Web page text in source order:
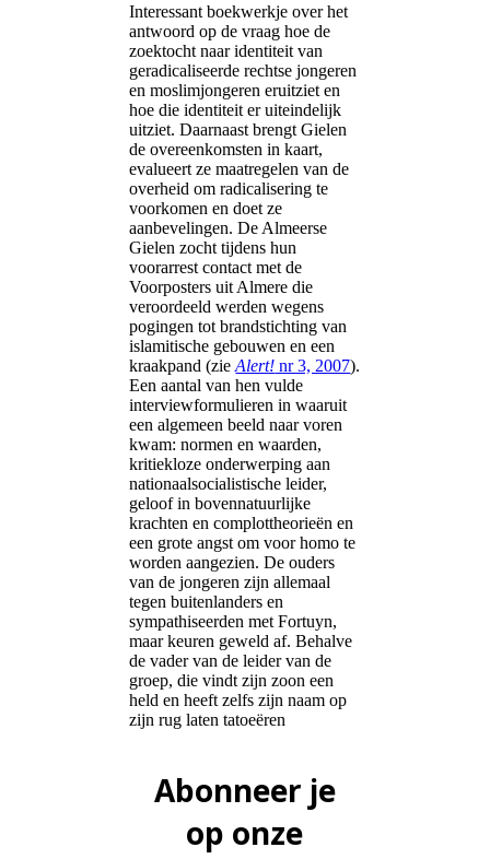
Interessant boekwerkje over het
antwoord op de vraag hoe de
zoektocht naar identiteit van
geradicaliseerde rechtse jongeren
en moslimjongeren eruitziet en
hoe die identiteit er uiteindelijk
uitziet. Daarnaast brengt Gielen
de overeenkomsten in kaart,
evalueert ze maatregelen van de
overheid om radicalisering te
voorkomen en doet ze
aanbevelingen. De Almeerse
Gielen zocht tijdens hun
voorarrest contact met de
Voorposters uit Almere die
veroordeeld werden wegens
pogingen tot brandstichting van
islamitische gebouwen en een
kraakpand (zieAlert! nr 3, 2007).
Een aantal van hen vulde
interviewformulieren in waaruit
een algemeen beeld naar voren
kwam: normen en waarden,
kritiekloze onderwerping aan
nationaalsocialistische leider,
geloof in bovennatuurlijke
krachten en complottheorieën en
een grote angst om voor homo te
worden aangezien. De ouders
van de jongeren zijn allemaal
tegen buitenlanders en
sympathiseerden met Fortuyn,
maar keuren geweld af. Behalve
de vader van de leider van de
groep, die vindt zijn zoon een
held en heeft zelfs zijn naam op
zijn rug laten tatoeëren